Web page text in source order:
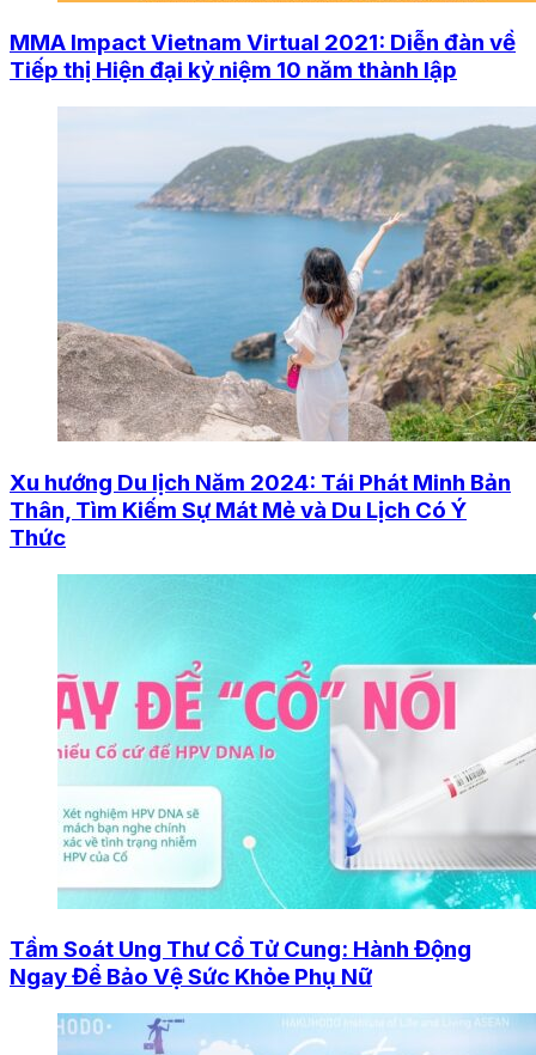
MMA Impact Vietnam Virtual 2021: Diễn đàn về
Tiếp thị Hiện đại kỷ niệm 10 năm thành lập
Xu hướng Du lịch Năm 2024: Tái Phát Minh Bản
Thân, Tìm Kiếm Sự Mát Mẻ và Du Lịch Có Ý
Thức
Tầm Soát Ung Thư Cổ Tử Cung: Hành Động
Ngay Để Bảo Vệ Sức Khỏe Phụ Nữ